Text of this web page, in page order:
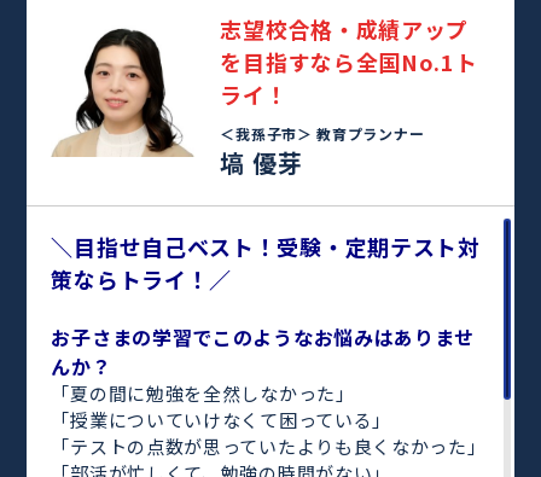
志望校合格・成績アップ
を目指すなら全国No.1ト
ライ！
＜我孫子市＞教育プランナー
塙 優芽
＼目指せ自己ベスト！受験・定期テスト対
策ならトライ！／
お子さまの学習でこのようなお悩みはありませ
んか？
「夏の間に勉強を全然しなかった」
「授業についていけなくて困っている」
「テストの点数が思っていたよりも良くなかった」